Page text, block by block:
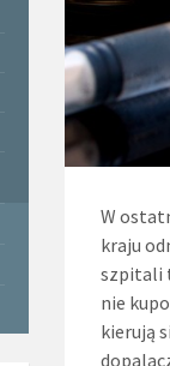
W
kraju
szpitali
nie
kierują